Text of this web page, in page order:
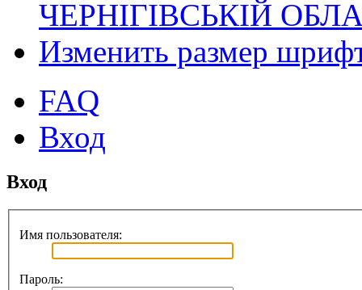
ЧЕРНІГІВСЬКІЙ
Изменить размер
FAQ
Вход
Вход
Имя пользователя:
Пароль: